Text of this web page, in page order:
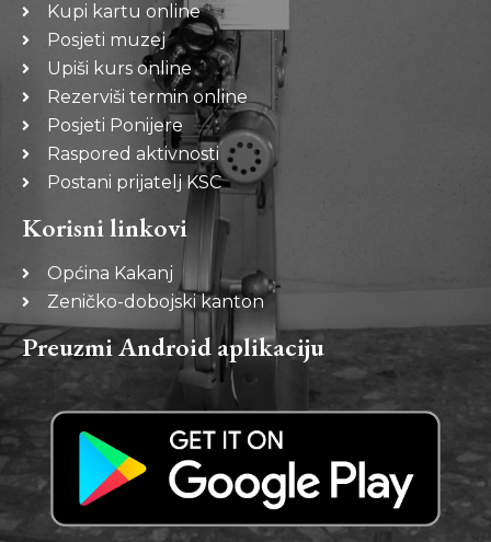
Kupi kartu online
Posjeti muzej
Upiši kurs online
Rezerviši termin online
Posjeti Ponijere
Raspored aktivnosti
Postani prijatelj KSC
Korisni linkovi
Općina Kakanj
Zeničko-dobojski kanton
Preuzmi Android aplikaciju